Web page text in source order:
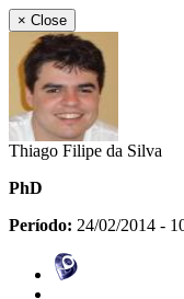
× Close
Thiago Filipe da Silva
PhD
Período: 24/02/2014 -